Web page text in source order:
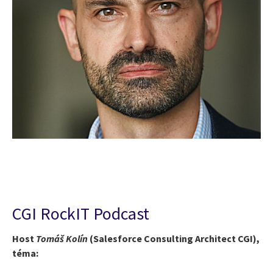
CGI RockIT Podcast
Host Tomáš Kolín (Salesforce Consulting Architect CGI),
téma: